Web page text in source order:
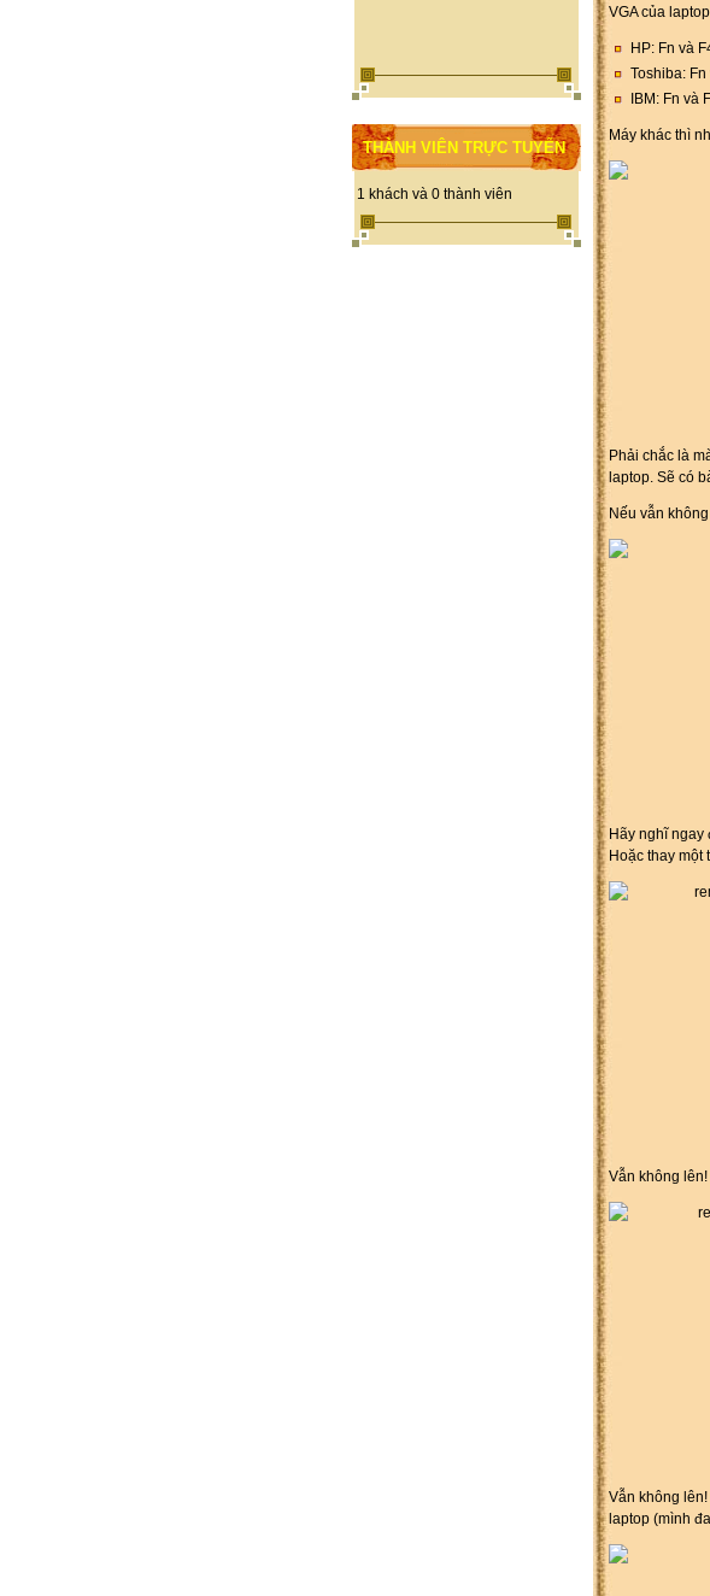
THÀNH VIÊN TRỰC TUYẾN
1 khách và 0 thành viên
VGA của
HP: Fn và
Toshiba: Fn
IBM: Fn và
Máy khác thì
Phải chắc là
laptop. Sẽ có
Nếu vẫn
Hãy nghĩ ngay
Hoặc thay một
Vẫn không
Vẫn không
laptop (mình